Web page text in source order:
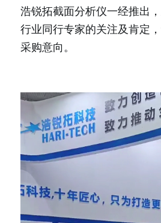
浩锐拓截面分析仪一经推出
行业同行专家的关注及肯定
采购意向。